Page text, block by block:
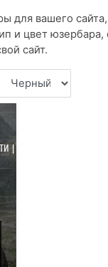
для вашего
и цвет юзербара,
сайт.